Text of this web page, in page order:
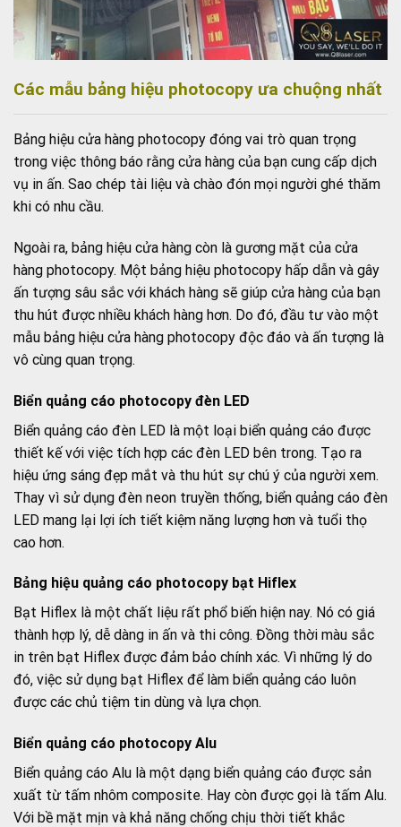
Các mẫu bảng hiệu photocopy ưa chuộng nhất
Bảng hiệu cửa hàng photocopy đóng vai trò quan trọng
trong việc thông báo rằng cửa hàng của bạn cung cấp dịch
vụ in ấn. Sao chép tài liệu và chào đón mọi người ghé thăm
khi có nhu cầu.
Ngoài ra, bảng hiệu cửa hàng còn là gương mặt của cửa
hàng photocopy. Một bảng hiệu photocopy hấp dẫn và gây
ấn tượng sâu sắc với khách hàng sẽ giúp cửa hàng của bạn
thu hút được nhiều khách hàng hơn. Do đó, đầu tư vào một
mẫu bảng hiệu cửa hàng photocopy độc đáo và ấn tượng là
vô cùng quan trọng.
Biển quảng cáo photocopy đèn LED
Biển quảng cáo đèn LED là một loại biển quảng cáo được
thiết kế với việc tích hợp các đèn LED bên trong. Tạo ra
hiệu ứng sáng đẹp mắt và thu hút sự chú ý của người xem.
Thay vì sử dụng đèn neon truyền thống, biển quảng cáo đèn
LED mang lại lợi ích tiết kiệm năng lượng hơn và tuổi thọ
cao hơn.
Bảng hiệu quảng cáo photocopy bạt Hiflex
Bạt Hiflex là một chất liệu rất phổ biến hiện nay. Nó có giá
thành hợp lý, dễ dàng in ấn và thi công. Đồng thời màu sắc
in trên bạt Hiflex được đảm bảo chính xác. Vì những lý do
đó, việc sử dụng bạt Hiflex để làm biển quảng cáo luôn
được các chủ tiệm tin dùng và lựa chọn.
Biển quảng cáo photocopy Alu
Biển quảng cáo Alu là một dạng biển quảng cáo được sản
xuất từ tấm nhôm composite. Hay còn được gọi là tấm Alu.
Với bề mặt mịn và khả năng chống chịu thời tiết khắc